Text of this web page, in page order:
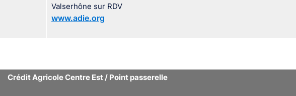
Valserhône sur RDV
www.adie.org
Crédit Agricole Centre Est / Point passerelle